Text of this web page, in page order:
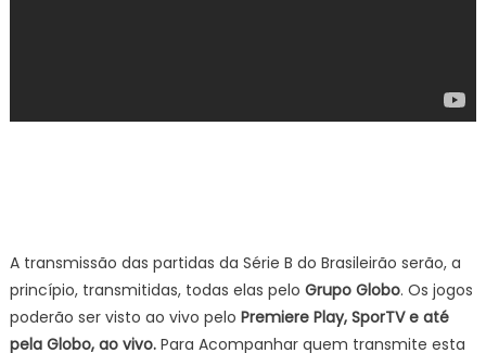
A transmissão das partidas da Série B do Brasileirão serão, a
princípio, transmitidas, todas elas pelo Grupo Globo. Os jogos
poderão ser visto ao vivo pelo Premiere Play, SporTV e até
pela Globo, ao vivo.Para Acompanhar quem transmite esta